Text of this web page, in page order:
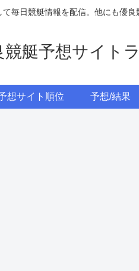
毎日競艇情報を配信。他にも優
競艇予想サイト
想サイト順位 予想/結果